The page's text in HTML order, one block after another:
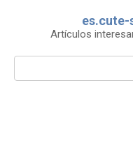
Artículos
Search: